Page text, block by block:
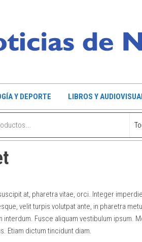
Y DEPORTE LIBROS Y
at, pharetra vitae, orci. Integer
velit turpis volutpat ante, in pharetra
Fusce aliquam vestibulum ipsum.
Etiam dictum tincidunt diam.